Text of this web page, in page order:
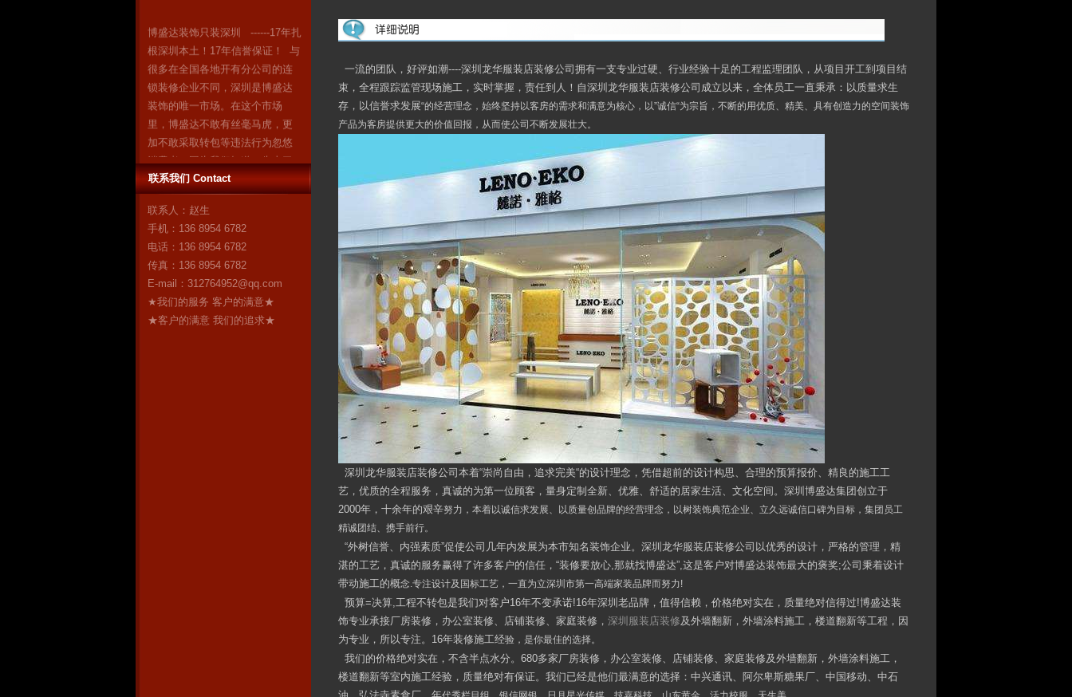
根深圳本土！17年信誉保证！ 与
很多在全国各地开有分公司的连
锁装修企业不同，深圳是博盛达
装饰的唯一市场。在这个市场
里，博盛达不敢有丝毫马虎，更
加不敢采取转包等违法行为忽悠
消费者。因为我们知道：失去了
深圳，就失去了博盛达的全
部！ 我们是深圳人，我们自豪！
联系我们 Contact
联系人：赵生
手机：136 8954 6782
电话：136 8954 6782
传真：136 8954 6782
E-mail： 312764952@qq.com
★我们的服务 客户的满意★
★客户的满意 我们的追求★
一流的团队，好评如潮----深圳龙华服装店装修公司拥有一支专业过硬、行业经验十足的工程监理团队，从项目开工到项目结
束，全程跟踪监管现场施工，实时掌握，责任到人！自深圳龙华服装店装修公司成立以来，全体员工一直秉承：以质量求生
存，以信誉求发展“的经营理念，始终坚持以客房的需求和满意为核心，以”诚信“为宗旨，不断的用优质、精美、具有创造力的空间装饰
产品为客房提供更大的价值回报，从而使公司不断发展壮大。
深圳龙华服装店装修公司本着“崇尚自由，追求完美“的设计理念，凭借超前的设计构思、合理的预算报价、精良的施工工
艺，优质的全程服务，真诚的为第一位顾客，量身定制全新、优雅、舒适的居家生活、文化空间。深圳博盛达集团创立于
2000年，十余年的艰辛努力，本着以诚信求发展、以质量创品牌的经营理念，以树装饰典范企业、立久远诚信口碑为目标，集团员工
精诚团结、携手前行。
“外树信誉、内强素质”促使公司几年内发展为本市知名装饰企业。深圳龙华服装店装修公司以优秀的设计，严格的管理，精
湛的工艺，真诚的服务赢得了许多客户的信任，“装修要放心,那就找博盛达”,这是客户对博盛达装饰最大的褒奖;公司秉着设计
带动施工的概念.专注设计及国标工艺，一直为立深圳市第一高端家装品牌而努力!
预算=决算,工程不转包是我们对客户16年不变承诺!16年深圳老品牌，值得信赖，价格绝对实在，质量绝对信得过!博盛达装
饰专业承接厂房装修，办公室装修、店铺装修、家庭装修， 深圳服装店装修及外墙翻新，外墙涂料施工，楼道翻新等工程，因
为专业，所以专注。16年装修施工经验，是你最佳的选择。
我们的价格绝对实在，不含半点水分。680多家厂房装修，办公室装修、店铺装修、家庭装修及外墙翻新，外墙涂料施工，
楼道翻新等室内施工经验，质量绝对有保证。我们已经是他们最满意的选择：中兴通讯、阿尔卑斯糖果厂、中国移动、中石